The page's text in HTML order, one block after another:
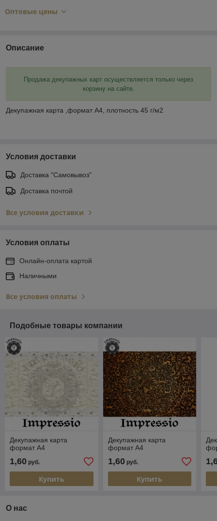
Оптовые цены
Описание
Продажа декупажных карт осуществляется только через
корзину на сайте.
Декупажная карта ,формат А4, плотность 45 г/м2
Условия доставки
Доставка "Самовывоз"
Доставка почтой
Все условия доставки
Условия оплаты
Онлайн-оплата картой
Наличными
Все условия оплаты
Подобные товары компании
Декупажная карта
формат А4
1,60 руб.
Купить
Декупажная карта
формат А4
1,60руб.
Купить
О нас